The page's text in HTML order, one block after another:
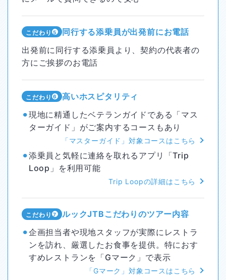
こだわり 5
同行する添乗員が出発前にお電話
出発前に同行する添乗員より、契約の代表者の
方にご挨拶のお電話
こだわり 6
高いホスピタリティ
⚫︎現地に精通したベテランガイドである「マス
ターガイド」がご案内するコースもあり
「マスターガイド」対象コースはこちら
⚫︎添乗員と気軽に連絡を取れるアプリ「Trip
Loop」を利用可能
Trip Loopの詳細はこちら
こだわり 7 ルックJTBこだわりのツアー内容
⚫︎企画担当者や現地スタッフが実際にレストラ
ンを訪れ、厳選したお食事を提供。特におす
すめレストランを「Gマーク」で表示
「Gマーク」対象コースはこちら